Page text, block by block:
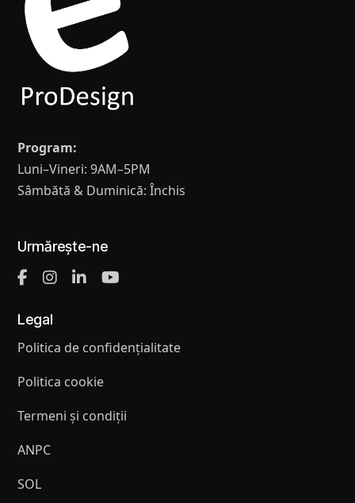
Program:
Luni–Vineri: 9AM–5PM
Sâmbătă & Duminică: Închis
Urmărește-ne
Legal
Politica de confidențialitate
Politica cookie
Termeni și condiții
ANPC
SOL